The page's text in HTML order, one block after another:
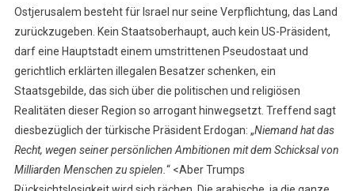
Ostjerusalem besteht für Israel nur seine Verpflichtung, das Land
zurückzugeben. Kein Staatsoberhaupt, auch kein US-Präsident,
darf eine Hauptstadt einem umstrittenen Pseudostaat und
gerichtlich erklärten illegalen Besatzer schenken, ein
Staatsgebilde, das sich über die politischen und religiösen
Realitäten dieser Region so arrogant hinwegsetzt. Treffend sagt
diesbezüglich der türkische Präsident Erdogan: „Niemand hat das
Recht, wegen seiner persönlichen Ambitionen mit dem Schicksal von
Milliarden Menschen zu spielen.“ <Aber Trumps